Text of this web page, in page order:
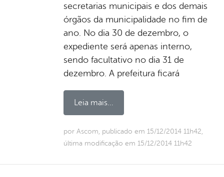
secretarias municipais e dos demais
órgãos da municipalidade no fim de
ano. No dia 30 de dezembro, o
expediente será apenas interno,
sendo facultativo no dia 31 de
dezembro. A prefeitura ficará
Leia mais...
por Ascom, publicado em 15/12/2014 11h42,
última modificação em 15/12/2014 11h42